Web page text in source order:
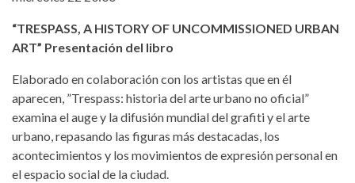
“TRESPASS, A HISTORY OF UNCOMMISSIONED URBAN
ART” Presentación del libro
Elaborado en colaboración con los artistas que en él
aparecen, ”Trespass: historia del arte urbano no oficial”
examina el auge y la difusión mundial del grafiti y el arte
urbano, repasando las figuras más destacadas, los
acontecimientos y los movimientos de expresión personal en
el espacio social de la ciudad.